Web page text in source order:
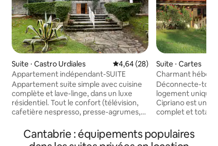
Suite ⋅ Castro Urdiales Évaluation moyenne sur la
4,64 (28)
Appartement indépendant-SUITE
Appartement suite simple avec cuisine
complète et lave-linge, dans un luxe
résidentiel. Tout le confort (télévision,
cafetière nespresso, presse-agrumes,
cheveux) pour passer des jours de rêve,
dans un emplacement privilégié. Vous
Suite ⋅ Cartes
Charmant
montagne
Déconnecte-toi
logement unique
Cipriano est un
complet et
campagne dans
idéal pour le
Cantabrie : équipements populaires